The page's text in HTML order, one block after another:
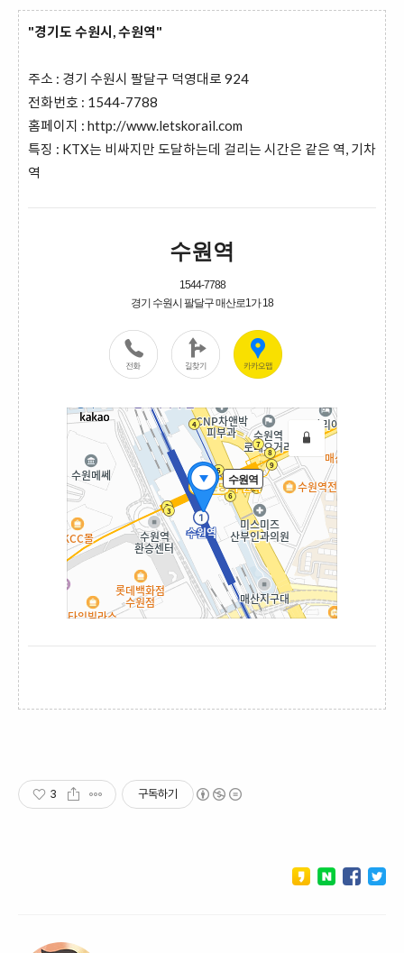
"경기도 수원시, 수원역"
주소 : 경기 수원시 팔달구 덕영대로 924
전화번호 : 1544-7788
홈페이지 : http://www.letskorail.com
특징 : KTX는 비싸지만 도달하는데 걸리는 시간은 같은 역, 기차
역
3 구독하기